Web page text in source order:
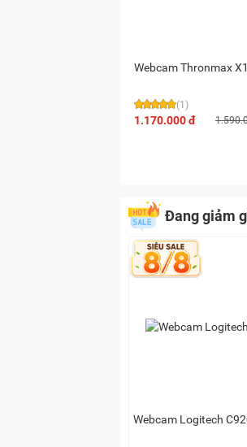
Webcam Thronmax
(1)
1.170.000 đ
Đang giảm
Webcam Logitech